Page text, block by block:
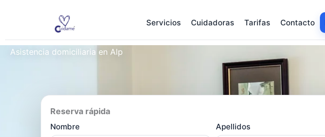
Servicios Cuidadoras Tarifas Contacto
Asistencia domiciliaria en Alp
Reserva rápida
Nombre Apellidos